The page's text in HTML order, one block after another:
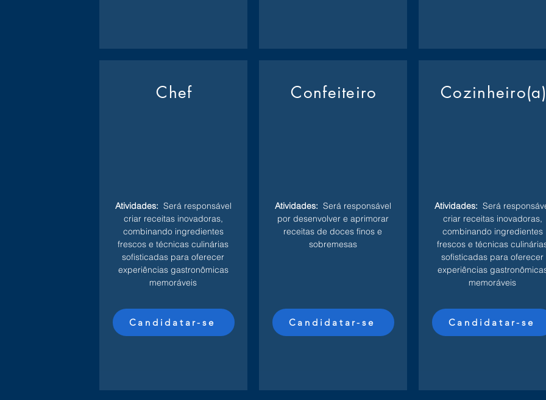
Chef
Atividades: Será responsável
criar receitas inovadoras,
combinando ingredientes
frescos e técnicas culinárias
sofisticadas para oferecer
experiências gastronômicas
memoráveis
Candidatar-se
Confeiteiro
Atividades: Será responsável
por desenvolver e aprimorar
receitas de doces finos e
sobremesas
Candidatar-se
Cozinheiro(a)
Atividades: Será
criar receitas inovadoras,
combinando ingredientes
frescos e técnicas
sofisticadas para oferecer
experiências
memoráveis
Candidatar-se